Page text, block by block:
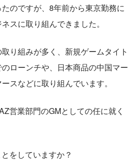
のですが、8年前から東京勤務に
スに取り組んできました。
り組みが多く、新規ゲームタイト
ローンチや、日本商品の中国マー
スなどに取り組んでいます。
営業部門のGMとしての任に就く
をしていますか？